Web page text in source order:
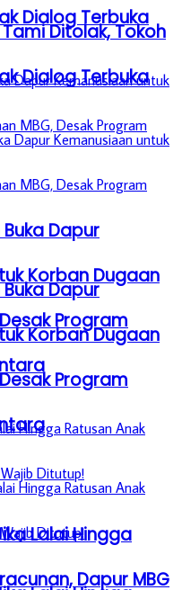
Dialog Terbuka
Dapur
Korban Dugaan
Program
Lalai Hingga
Dapur MBG
Ditolak, Tokoh
Dialog Terbuka
Dapur
Korban Dugaan
Program